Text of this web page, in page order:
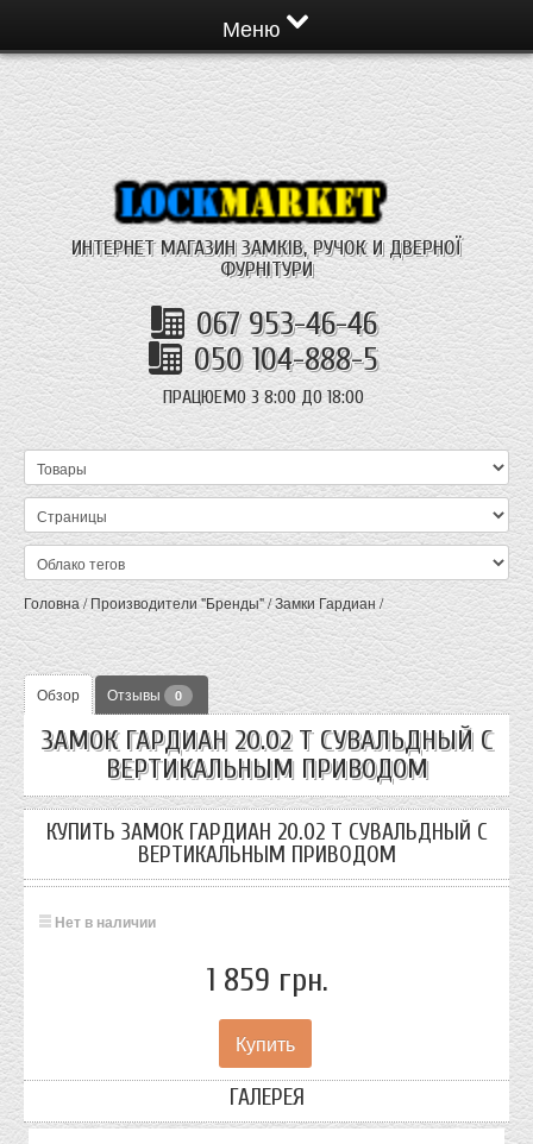
Меню
ИНТЕРНЕТ МАГАЗИН ЗАМКІВ, РУЧОК И ДВЕРНОЇ
ФУРНІТУРИ
067 953-46-46
050 104-888-5
ПРАЦЮЕМО З 8:00 ДО 18:00
Головна/Производители "Бренды"/Замки Гардиан/
Обзор Отзывы 0
ЗАМОК ГАРДИАН 20.02 Т СУВАЛЬДНЫЙ С
ВЕРТИКАЛЬНЫМ ПРИВОДОМ
КУПИТЬ ЗАМОК ГАРДИАН 20.02 Т СУВАЛЬДНЫЙ С
ВЕРТИКАЛЬНЫМ ПРИВОДОМ
Нет в наличии
1 859 грн.
ГАЛЕРЕЯ